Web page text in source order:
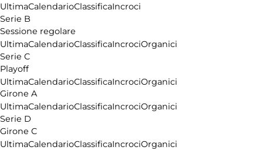
UltimaCalendarioClassificaIncroci
Serie B
Sessione regolare
UltimaCalendarioClassificaIncrociOrganici
Serie C
Playoff
UltimaCalendarioClassificaIncrociOrganici
Girone A
UltimaCalendarioClassificaIncrociOrganici
Serie D
Girone C
UltimaCalendarioClassificaIncrociOrganici